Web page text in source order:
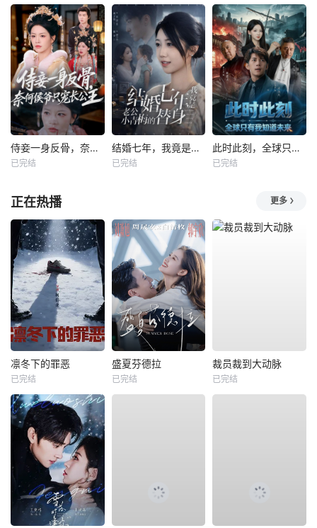
侍妾一身反骨，奈何侯爷只宠长公主
已完结
结婚七年，我竟是老公小青梅的替身
已完结
此时此刻，全球只有我知道未来
已完结
正在热播 更多
凛冬下的罪恶
已完结
盛夏芬德拉
已完结
裁员裁到大动脉
已完结